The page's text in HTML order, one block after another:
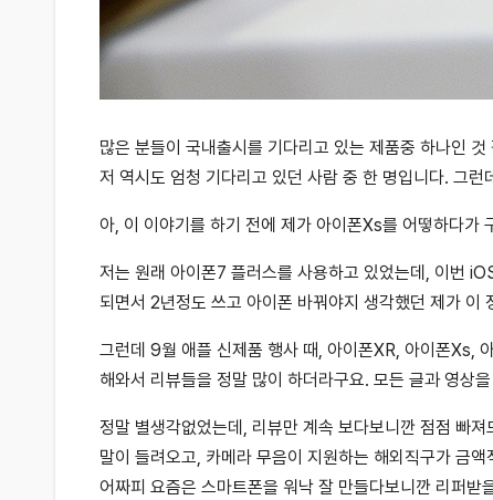
많은 분들이 국내출시를 기다리고 있는 제품중 하나인 것
저 역시도 엄청 기다리고 있던 사람 중 한 명입니다. 그
아, 이 이야기를 하기 전에 제가 아이폰Xs를 어떻하다가
저는 원래 아이폰7 플러스를 사용하고 있었는데, 이번
되면서 2년정도 쓰고 아이폰 바꿔야지 생각했던 제가 이
그런데 9월 애플 신제품 행사 때, 아이폰XR, 아이폰Xs,
해와서 리뷰들을 정말 많이 하더라구요. 모든 글과 영상
정말 별생각없었는데, 리뷰만 계속 보다보니깐 점점 빠
말이 들려오고, 카메라 무음이 지원하는 해외직구가 금
어짜피 요즘은 스마트폰을 워낙 잘 만들다보니깐 리퍼